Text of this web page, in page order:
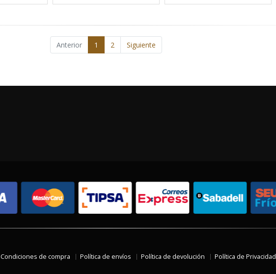
Anterior 1 2 Siguiente
Condiciones de compra Política de envíos Política de devolución Política de Privacidad